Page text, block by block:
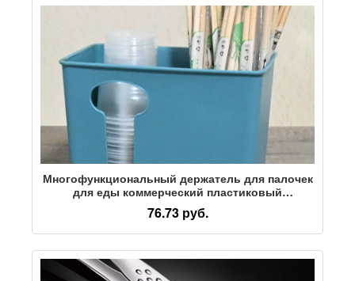
Многофункциональный держатель для палочек
для еды коммерческий пластиковый
одноразовый стаканчик для палочек для еды,
бумажная коробка для палочек для еды,
барбекю, ресторанный ужин, клетка для
еды
76.73 руб.